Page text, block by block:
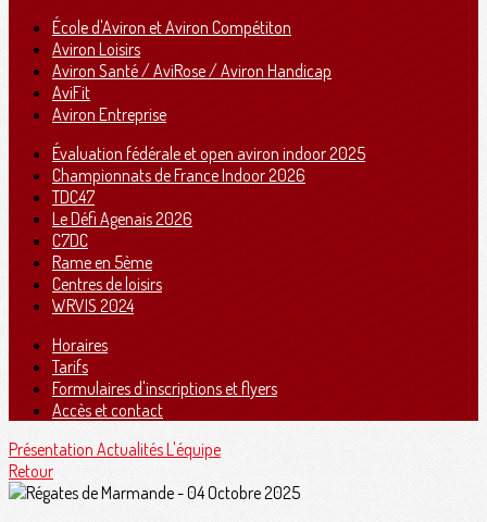
École d'Aviron et Aviron Compétiton
Aviron Loisirs
Aviron Santé / AviRose / Aviron Handicap
AviFit
Aviron Entreprise
Évaluation fédérale et open aviron indoor 2025
Championnats de France Indoor 2026
TDC47
Le Défi Agenais 2026
C7DC
Rame en 5ème
Centres de loisirs
WRVIS 2024
Horaires
Tarifs
Formulaires d'inscriptions et flyers
Accès et contact
Présentation ActualitésL'équipe
Retour